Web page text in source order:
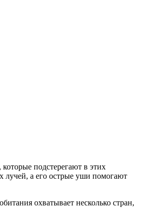
подстерегают в этих
лучей, а его острые уши помогают
охватывает несколько стран,